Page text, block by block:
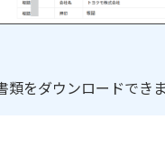
をダウンロードできま